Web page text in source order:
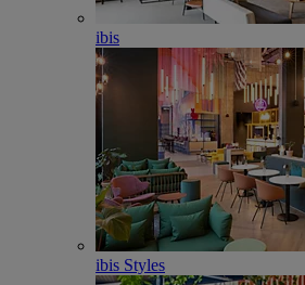
ibis
ibis Styles